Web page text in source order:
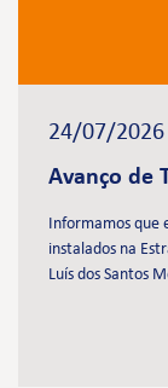
24/07/2026
Avanço de
Informamos que
instalados na
Luís dos Santos